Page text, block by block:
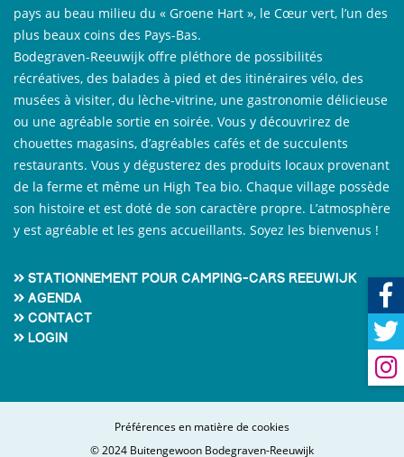
pays au beau milieu du « Groene Hart », le Cœur vert, l’un des
plus beaux coins des Pays-Bas.
Bodegraven-Reeuwijk offre pléthore de possibilités
récréatives, des balades à pied et des itinéraires vélo, des
musées à visiter, du lèche-vitrine, une gastronomie délicieuse
ou une agréable sortie en soirée. Vous y découvrirez de
chouettes magasins, d’agréables cafés et de succulents
restaurants. Vous y dégusterez des produits locaux provenant
de la ferme et même un High Tea bio. Chaque village possède
son histoire et est doté de son caractère propre. L’atmosphère
y est agréable et les gens accueillants. Soyez les bienvenus !
Stationnement pour camping-cars Reeuwijk
Agenda
Contact
Login
© 2024 Buitengewoon Bodegraven-Reeuwijk
Préférences en matière de cookies